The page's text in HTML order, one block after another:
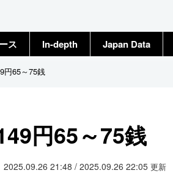
ス In-depth Japan Data
円65～75銭
円65～75銭
2025.09.26 21:48 / 2025.09.26 22:05 更新